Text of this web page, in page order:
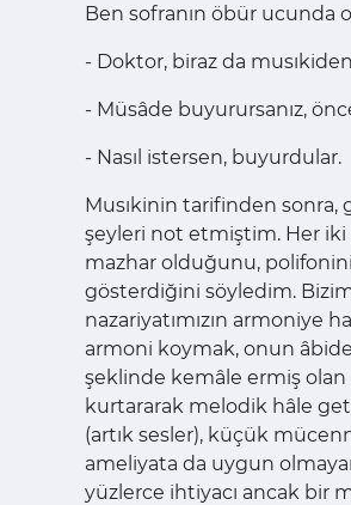
Ben sofranın öbür ucunda
- Doktor, biraz da
- Müsâde buyurursanız,
- Nasıl istersen, buyurdular.
Musıkinin tarifinden sonra,
şeyleri not etmiştim. Her iki
mazhar olduğunu,
gösterdiğini söyledim.
nazariyatımızın armoniye
armoni koymak, onun
şeklinde kemâle ermiş olan
kurtararak melodik hâle
(artık sesler), küçük
ameliyata da uygun
yüzlerce ihtiyacı ancak bir